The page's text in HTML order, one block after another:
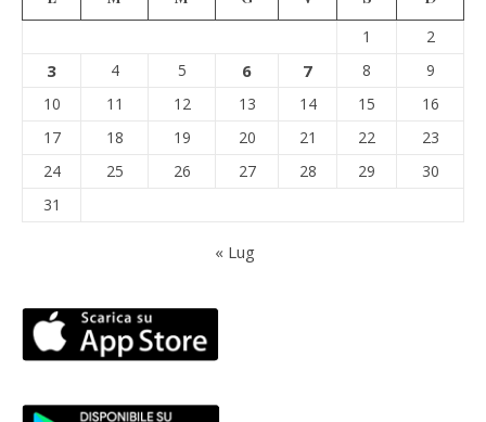
1
2
3 4 5 6 7 8
9
10
11 12 13 14 15
16
17
18 19 20 21 22
23
24
25 26 27 28 29
30
31
« Lug